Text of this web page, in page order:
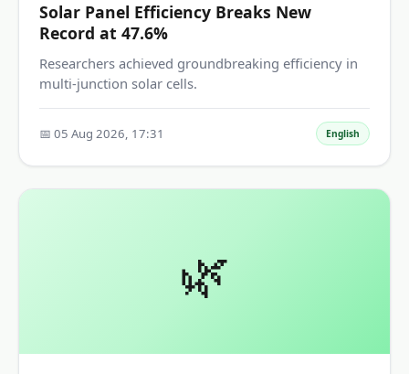
Solar Panel Efficiency Breaks New
Record at 47.6%
Researchers achieved groundbreaking efficiency in
multi-junction solar cells.
📅 05 Aug 2026, 17:31 English
🌿